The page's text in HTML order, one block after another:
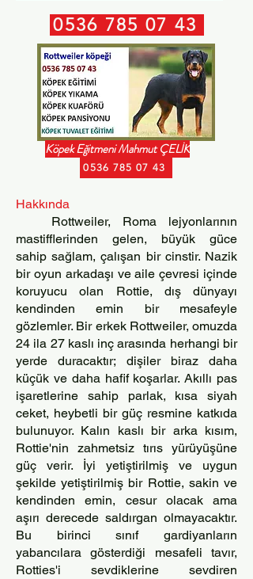
0536 785 07 43
Köpek Eğitmeni Mahmut ÇELİK
0536 785 07 43
Hakkında
Rottweiler, Roma lejyonlarının
mastifflerinden gelen, büyük güce
sahip sağlam, çalışan bir cinstir. Nazik
bir oyun arkadaşı ve aile çevresi içinde
koruyucu olan Rottie, dış dünyayı
kendinden emin bir mesafeyle
gözlemler. Bir erkek Rottweiler, omuzda
24 ila 27 kaslı inç arasında herhangi bir
yerde duracaktır; dişiler biraz daha
küçük ve daha hafif koşarlar. Akıllı pas
işaretlerine sahip parlak, kısa siyah
ceket, heybetli bir güç resmine katkıda
bulunuyor. Kalın kaslı bir arka kısım,
Rottie'nin zahmetsiz tırıs yürüyüşüne
güç verir. İyi yetiştirilmiş ve uygun
şekilde yetiştirilmiş bir Rottie, sakin ve
kendinden emin, cesur olacak ama
aşırı derecede saldırgan olmayacaktır.
Bu birinci sınıf gardiyanların
yabancılara gösterdiği mesafeli tavır,
Rotties'i sevdiklerine sevdiren